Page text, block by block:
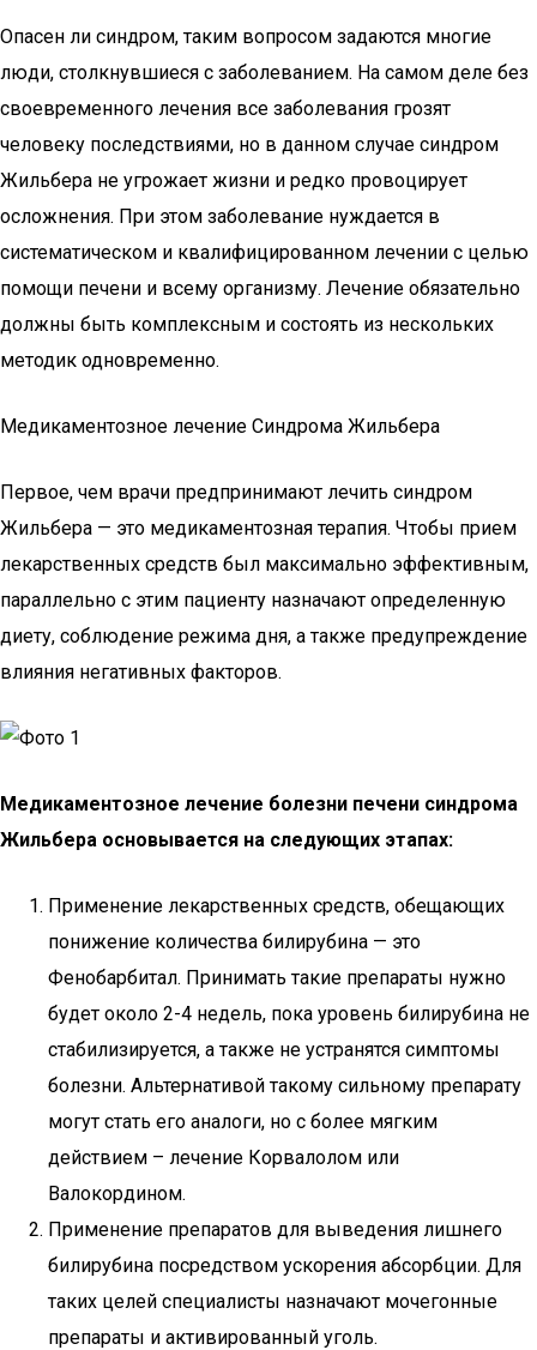
Опасен ли синдром, таким вопросом задаются многие
люди, столкнувшиеся с заболеванием. На самом деле без
своевременного лечения все заболевания грозят
человеку последствиями, но в данном случае синдром
Жильбера не угрожает жизни и редко провоцирует
осложнения. При этом заболевание нуждается в
систематическом и квалифицированном лечении с целью
помощи печени и всему организму. Лечение обязательно
должны быть комплексным и состоять из нескольких
методик одновременно.
Медикаментозное лечение Синдрома Жильбера
Первое, чем врачи предпринимают лечить синдром
Жильбера — это медикаментозная терапия. Чтобы прием
лекарственных средств был максимально эффективным,
параллельно с этим пациенту назначают определенную
диету, соблюдение режима дня, а также предупреждение
влияния негативных факторов.
Медикаментозное лечение болезни печени синдрома
Жильбера основывается на следующих этапах:
Применение лекарственных средств, обещающих
понижение количества билирубина — это
Фенобарбитал. Принимать такие препараты нужно
будет около 2-4 недель, пока уровень билирубина не
стабилизируется, а также не устранятся симптомы
болезни. Альтернативой такому сильному препарату
могут стать его аналоги, но с более мягким
действием – лечение Корвалолом или
Валокордином.
Применение препаратов для выведения лишнего
билирубина посредством ускорения абсорбции. Для
таких целей специалисты назначают мочегонные
препараты и активированный уголь.